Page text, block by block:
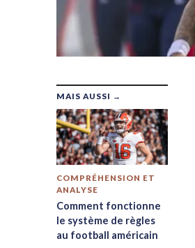
MAIS AUSSI →
COMPRÉHENSION ET
ANALYSE
Comment fonctionne
le système de règles
au football américain